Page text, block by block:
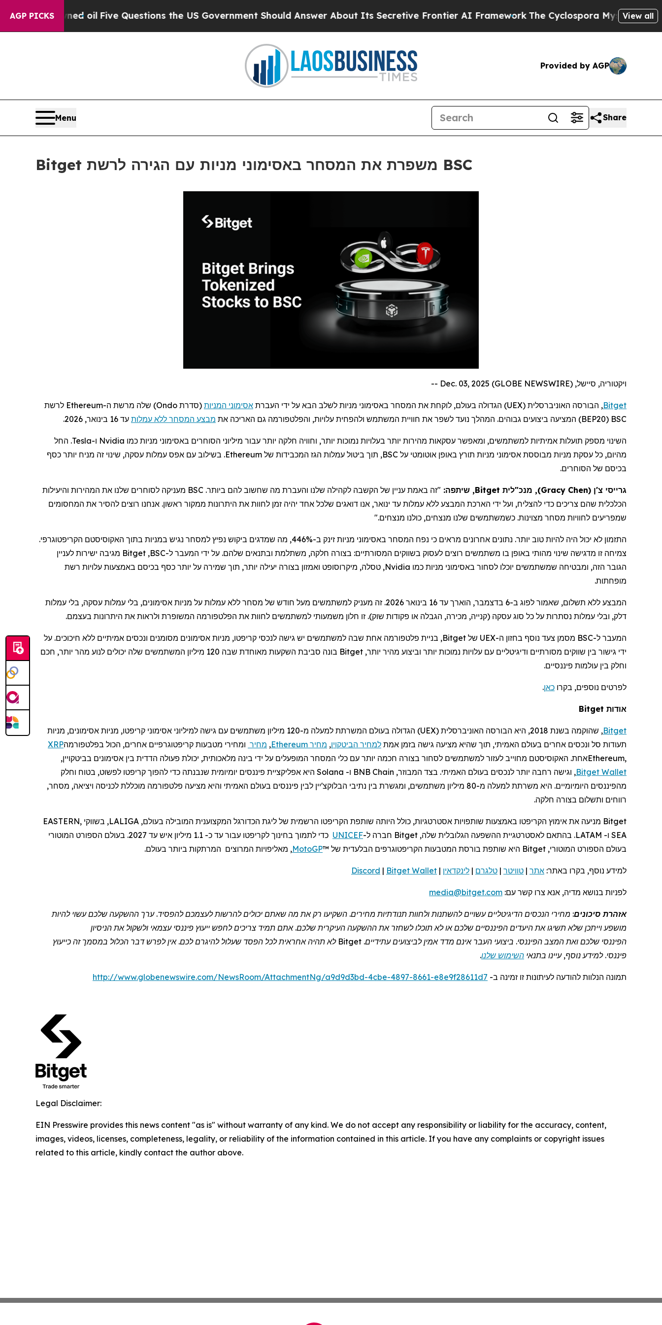
AGP PICKS
Owned oilFive Questions the US Government Should Answer About Its Secretive Frontier AI FrameworkThe Cyclospora Mystery: How Human
View all
Provided by AGP
Menu Share
Bitget משפרת את המסחר באסימוני מניות עם הגירה לרשת BSC
ויקטוריה, סיישל, Dec. 03, 2025 (GLOBE NEWSWIRE) --
Bitget, הבורסה האוניברסלית (UEX) הגדולה בעולם, לוקחת את המסחר באסימוני מניות לשלב הבא על ידי העברת אסימוני המניות (סדרת Ondo) שלה מרשת ה-Ethereum לרשת
BSC
(
BEP20) המציעה ביצועים גבוהים. המהלך נועד לשפר את חוויית המשתמש ולהפחית עלויות, והפלטפורמה גם האריכה את מבצע המסחר ללא עמלות עד 16 בינואר, 2026.
השינוי מספק תועלות אמיתיות למשתמשים, ומאפשר עסקאות מהירות יותר בעלויות נמוכות יותר, וחוויה חלקה יותר עבור מיליוני הסוחרים באסימוני מניות כמו Nvidia ו-Tesla. החל
מהיום, כל עסקת מניות מבוססת אסימוני מניות תורץ באופן אוטומטי על BSC, תוך ביטול עמלות הגז המכבידות של Ethereum. בשילוב עם אפס עמלות עסקה, שינוי זה מניח יותר כסף
בכיסם של הסוחרים.
גרייסי צ'ן (
Gracy Chen
), מנכ"לית Bitget, שיתפה:
"זה באמת עניין של הקשבה לקהילה שלנו והעברת מה שחשוב להם ביותר. BSC מעניקה לסוחרים שלנו את המהירות והיעילות
הכלכלית שהם צריכים כדי להצליח, ועל ידי הארכת המבצע ללא עמלות עד ינואר, אנו דואגים שלכל אחד יהיה זמן לחוות את היתרונות ממקור ראשון. אנחנו רוצים להסיר את המחסומים
שמפריעים לחוויות מסחר מצוינות. כשמשתמשים שלנו מנצחים, כולנו מנצחים."
התזמון לא יכול היה להיות טוב יותר. נתונים אחרונים מראים כי נפח המסחר באסימוני מניות זינק ב-446%, מה שמדגים ביקוש נפיץ למסחר נגיש במניות בתוך האקוסיסטם הקריפטוגרפי.
צמיחה זו מדגישה שינוי מהותי באופן בו משתמשים רוצים לעסוק בשווקים המסורתיים: בצורה חלקה, משתלמת ובתנאים שלהם. על ידי המעבר ל-BSC
,
Bitget מגיבה ישירות לעניין
הגובר הזה, ומבטיחה שמשתמשים יוכלו לסחור באסימוני מניות כמו Nvidia
, טסלה, מיקרוסופט ואמזון בצורה יעילה יותר, תוך שמירה על יותר כסף בכיסם באמצעות עלויות רשת
מופחתות.
המבצע ללא תשלום, שאמור לפוג ב-6 בדצמבר, הוארך עד 16 בינואר 2026. זה מעניק למשתמשים מעל חודש של מסחר ללא עמלות על מניות אסימונים, בלי עמלות עסקה, בלי עמלות
דלק, ובלי עמלות נסתרות על כל סוג עסקה (קנייה, מכירה, הגבלה או פקודות שוק). זו חלון משמעותי למשתמשים לחוות את הפלטפורמה המשופרת ולראות את היתרונות בעצמם.
המעבר ל-BSC מסמן צעד נוסף בחזון ה-UEX של Bitget, בניית פלטפורמה אחת שבה למשתמשים יש גישה לנכסי קריפטו, מניות אסימונים מסומנים ונכסים אמיתיים ללא חיכוכים. על
ידי גישור בין שווקים מסורתיים ודיגיטליים עם עלויות נמוכות יותר וביצוע מהיר יותר, Bitget בונה סביבת
השקעות מאוחדת שבה 120 מיליון המשתמשים שלה יכולים לנוע מהר יותר, חכם
וחלק בין עולמות פיננסיים.
לפרטים נוספים, בקרו כאן.
אודות Bitget
Bitget
, שהוקמה בשנת 2018, היא הבורסה האוניברסלית ( UEX
) הגדולה בעולם המשרתת למעלה מ-120 מיליון משתמשים עם גישה למיליוני אסימוני קריפטו, מניות אסימונים, מניות
תעודות סל ונכסים אחרים בעולם האמיתי, תוך שהיא מציעה גישה בזמן אמת למחיר הביטקוין, מחיר Ethereum
, מחיר XRPומחירי מטבעות קריפטוגרפיים אחרים, הכול בפלטפורמה
אחת. האקוסיסטם מחוייב לעזור למשתמשים לסחור בצורה חכמה יותר עם כלי המסחר המופעלים על ידי בינה מלאכותית, יכולת פעולה הדדית בין אסימונים בביטקויין,Ethereum,
Solana ו- BNB Chain , וגישה רחבה יותר לנכסים בעולם האמיתי. בצד המבוזר,Bitget Wallet
היא אפליקציית פיננסים יומיומית שנבנתה כדי להפוך קריפטו לפשוט, בטוח וחלק
מהפיננסים היומיומיים. היא משרתת למעלה מ-80 מיליון משתמשים, ומגשרת בין נתיבי הבלוקצ'יין לבין פיננסים בעולם האמיתי והיא מציעה פלטפורמה מוכללת לכניסה ויציאה, מסחר,
רווחים ותשלום בצורה חלקה.
Bitget מניעה את אימוץ הקריפטו באמצעות שותפויות אסטרטגיות, כולל היותה שותפת הקריפטו הרשמית של ליגת הכדורגל המקצוענית המובילה בעולם, LALIGA, בשווקי EASTERN,
SEA ו- LATAM. בהתאם לאסטרטגיית ההשפעה הגלובלית שלה, Bitget חברה ל-
UNICEF
כדי לתמוך בחינוך לקריפטו עבור עד כ- 1.1 מיליון איש עד 2027. בעולם הספורט המוטורי
בעולם הספורט המוטורי, Bitget היא שותפת בורסת המטבעות הקריפטוגרפים הבלעדית של ™
MotoGP, מאליפויות המרוצים המרתקות ביותר בעולם.
למידע נוסף, בקרו באתר: אתר | טוויטר | טלגרם | לינקדאין |
Discord | Bitget Wallet
לפניות בנושא מדיה, אנא צרו קשר עם: media@bitget.com
אזהרת סיכונים: מחירי הנכסים הדיגיטליים עשויים להשתנות ולחוות תנודתיות מחירים. השקיעו רק את מה שאתם יכולים להרשות לעצמכם להפסיד. ערך ההשקעה שלכם עשוי להיות
מושפע וייתכן שלא תשיגו את היעדים הפיננסיים שלכם או לא תוכלו לשחזר את ההשקעה העיקרית שלכם. אתם תמיד צריכים לחפש ייעוץ פיננסי עצמאי ולשקול את הניסיון
הפיננסי שלכם ואת המצב הפיננסי. ביצועי העבר אינם מדד אמין לביצועים עתידיים. Bitget לא תהיה אחראית לכל הפסד שעלול להיגרם לכם. אין לפרש דבר הכלול במסמך זה כייעוץ
פיננסי. למידע נוסף, עיינו בתנאי השימוש שלנו.
תמונה הנלוות להודעה לעיתונות זו זמינה ב-
http://www.globenewswire.com/NewsRoom/AttachmentNg/a9d9d3bd-4cbe-4897-8661-e8e9f28611d7
Legal Disclaimer:
EIN Presswire provides this news content "as is" without warranty of any kind. We do not accept any responsibility or liability for the accuracy, content,
images, videos, licenses, completeness, legality, or reliability of the information contained in this article. If you have any complaints or copyright issues
related to this article, kindly contact the author above.